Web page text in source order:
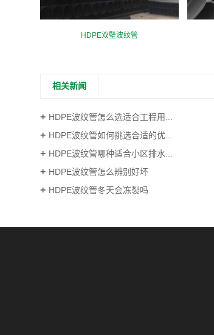
HDPE双壁波纹管
相关新闻
HDPE波纹管怎么选适合工程用...
HDPE波纹管如何挑选合适的优...
HDPE波纹管哪种适合小区排水...
HDPE波纹管怎么辨别好坏
HDPE波纹管冬天会冻裂吗